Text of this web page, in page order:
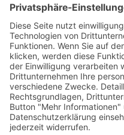
erleichtern Ihnen die
Sie professionelle Hilfe
Abschleppen
Alles unter
in einem